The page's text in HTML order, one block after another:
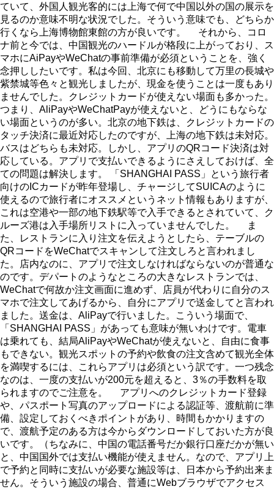
ていて、外国人観光客的には上海で何で中国以外の国の展示を
見るのか意味不明な状況でした。そういう意味でも、どちらか
行くなら上海博物館東館の方が良いです。 それから、コロ
ナ前と今では、中国観光のハードルが格段に上がっており、ス
マホにAiPayやWeChatの事前準備が必須ということを、強く
念押ししたいです。私は今回、北京にも移動して万里の長城や
紫禁城等色々と観光しましたが、現金を使うことは一度もあり
ませんでした。クレジットカードが使えない場面も多かった。
つまり、AliPayやWeChatPayが使えないと、どうにもならな
い場面というのが多い。北京の地下鉄は、クレジットカードの
タッチ決済に最近対応したのですが、上海の地下鉄は未対応。
バスはどちらも未対応。しかし、アプリのQRコード決済は対
応している。アプリで支払いできるようにさえしておけば、全
ての問題は解決します。 「SHANGHAI PASS」という旅行者
向けのICカードが昨年登場し、チャージしてSUICAのように
使えるので旅行者にオススメというネット情報もありますが、
これは空港や一部の地下鉄駅等で入手できるとされていて、ク
ルーズ港は入手場所リストに入っていませんでした。 ま
た、レストランに入り注文を伝えようとしたら、テーブルの
QRコードをWeChatでスキャンして注文しろと言われまし
た。店内なのに、アプリで注文しなければならないのが普通な
のです。デパートのようなところの大きなレストランでは、
WeChatで何故か注文画面に進めず、店員が代わりに自分のス
マホで注文してあげるから、自分にアプリで送金してと言われ
ました。送金は、AliPayで行いました。こういう場面で、
「SHANGHAI PASS」があっても意味が無いわけです。電車
は乗れても、結局AliPayやWeChatが使えないと、自由に食事
もできない。観光スポットの予約や飲食の注文含めて観光全体
を満喫するには、これらアプリは必須という訳です。一つ残念
なのは、一度の支払いが200元を超えると、3％の手数料を取
られますのでご注意を。 アプリへのクレジットカード登録
や、パスポート写真のアップロードによる認証等、渡航前に準
備、設定しておくべきポイントがあり、時間もかかりますの
で、渡航予定のある方は今からダウンロードしておいた方が良
いです。（ちなみに、中国の電話番号だか銀行口座だかが無い
と、中国国外では支払い機能が使えません。なので、アプリ上
で予約と同時に支払いが必要な施設等は、日本から予約出来ま
せん。そういう施設の場合、普通にWebブラウザでアクセス